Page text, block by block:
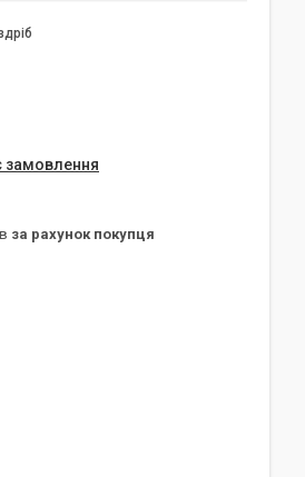
замовлення
за рахунок покупця